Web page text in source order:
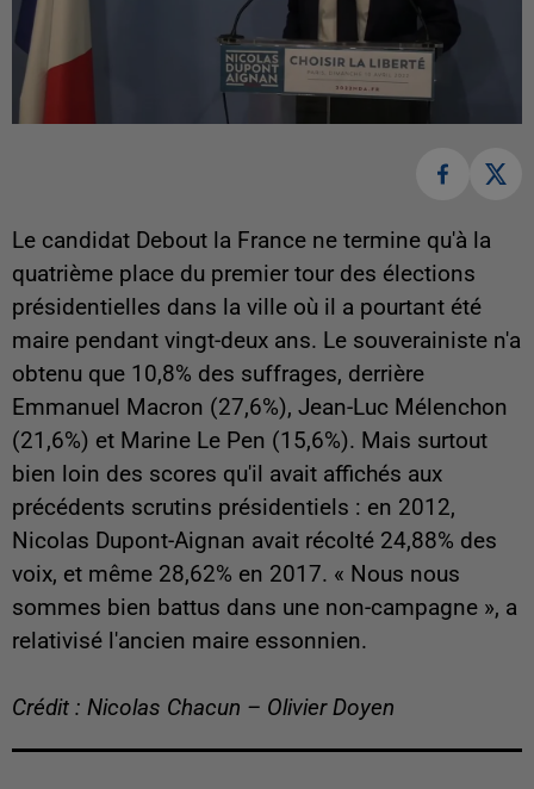
Le candidat Debout la France ne termine qu'à la
quatrième place du premier tour des élections
présidentielles dans la ville où il a pourtant été
maire pendant vingt-deux ans. Le souverainiste n'a
obtenu que 10,8% des suffrages, derrière
Emmanuel Macron (27,6%), Jean-Luc Mélenchon
(21,6%) et Marine Le Pen (15,6%). Mais surtout
bien loin des scores qu'il avait affichés aux
précédents scrutins présidentiels : en 2012,
Nicolas Dupont-Aignan avait récolté 24,88% des
voix, et même 28,62% en 2017. « Nous nous
sommes bien battus dans une non-campagne », a
relativisé l'ancien maire essonnien.
Crédit : Nicolas Chacun – Olivier Doyen